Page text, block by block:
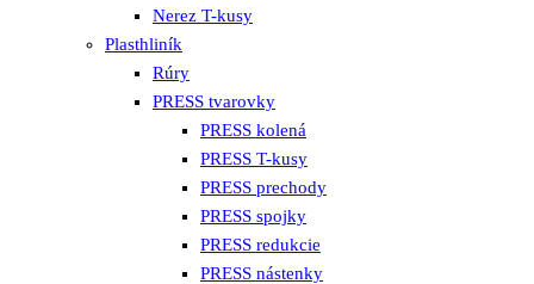
Nerez T-kusy
Plasthliník
Rúry
PRESS tvarovky
PRESS kolená
PRESS T-kusy
PRESS prechody
PRESS spojky
PRESS redukcie
PRESS nástenky